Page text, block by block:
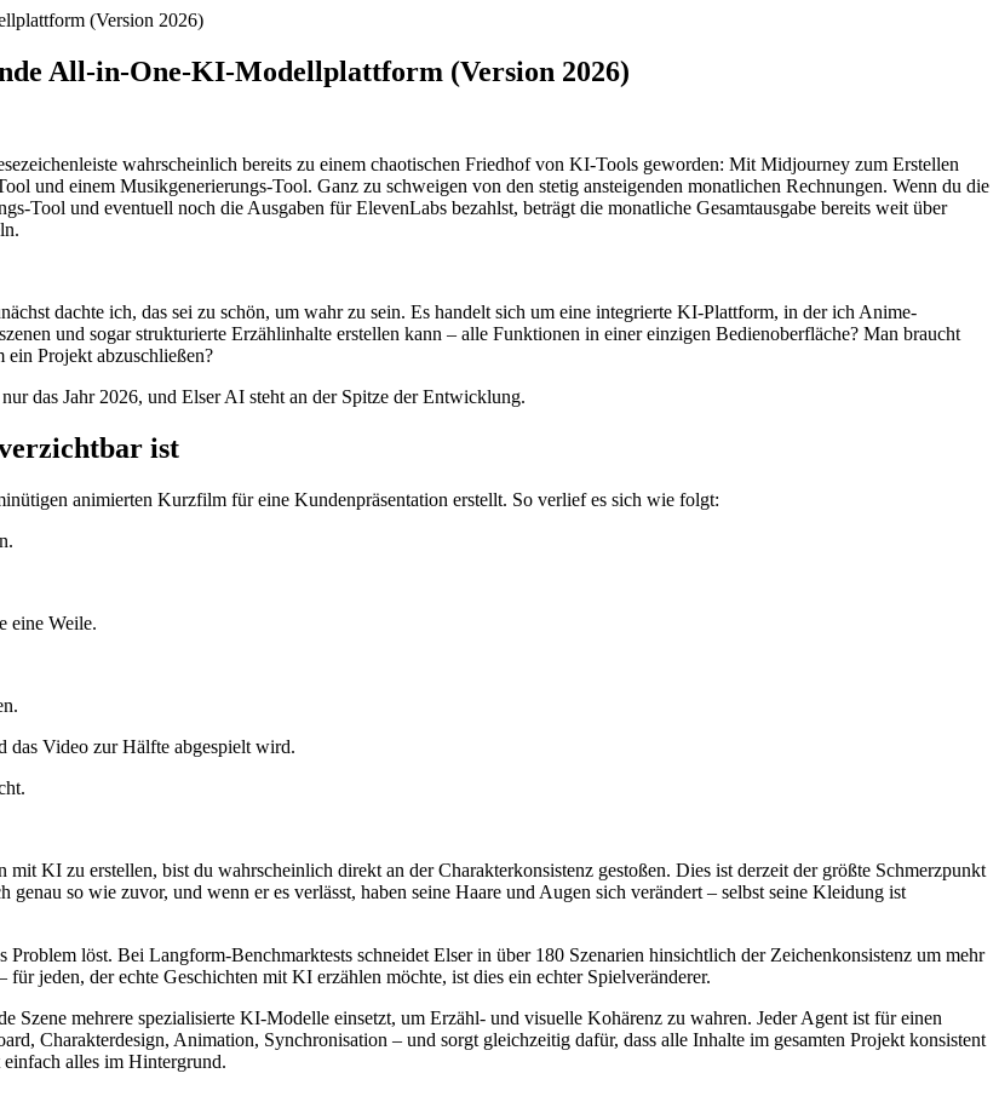
(Version 2026)
All-in-One-KI-Modellplattform (Version 2026)
wahrscheinlich bereits zu einem chaotischen Friedhof von KI-Tools geworden: Mit Midjourney zum Erstellen
und einem Musikgenerierungs-Tool. Ganz zu schweigen von den stetig ansteigenden monatlichen Rechnungen. Wenn du die
Tool und eventuell noch die Ausgaben für ElevenLabs bezahlst, beträgt die monatliche Gesamtausgabe bereits weit über
dachte ich, das sei zu schön, um wahr zu sein. Es handelt sich um eine integrierte KI-Plattform, in der ich Anime-
und sogar strukturierte Erzählinhalte erstellen kann – alle Funktionen in einer einzigen Bedienoberfläche? Man braucht
ein Projekt abzuschließen?
das Jahr 2026, und Elser AI steht an der Spitze der Entwicklung.
ist
animierten Kurzfilm für eine Kundenpräsentation erstellt. So verlief es sich wie folgt:
eine Weile.
das Video zur Hälfte abgespielt wird.
KI zu erstellen, bist du wahrscheinlich direkt an der Charakterkonsistenz gestoßen. Dies ist derzeit der größte Schmerzpunkt
so wie zuvor, und wenn er es verlässt, haben seine Haare und Augen sich verändert – selbst seine Kleidung ist
Problem löst. Bei Langform-Benchmarktests schneidet Elser in über 180 Szenarien hinsichtlich der Zeichenkonsistenz um mehr
jeden, der echte Geschichten mit KI erzählen möchte, ist dies ein echter Spielveränderer.
Szene mehrere spezialisierte KI-Modelle einsetzt, um Erzähl- und visuelle Kohärenz zu wahren. Jeder Agent ist für einen
Charakterdesign, Animation, Synchronisation – und sorgt gleichzeitig dafür, dass alle Inhalte im gesamten Projekt konsistent
alles im Hintergrund.